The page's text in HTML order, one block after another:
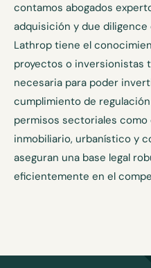
contamos abogados
adquisición y due diligence
Lathrop tiene el
proyectos o inversionistas
necesaria para poder
cumplimiento de
permisos sectoriales
inmobiliario, urbanístico y
aseguran una base legal
eficientemente en el